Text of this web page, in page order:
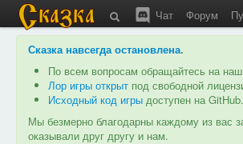
Чат Форум
Сказка навсегда остановлена.
По всем вопросам обращайтесь на наш
Лор игры открыт под свободной
Исходный код игры доступен на GitHub.
Мы безмерно благодарны каждому из вас
оказывали друг другу и нам.